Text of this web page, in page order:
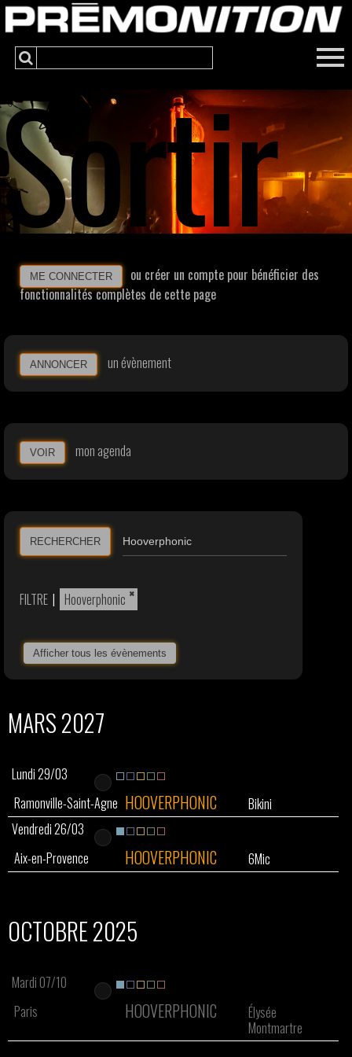
Sortir
ME CONNECTER
ou créer un compte pour bénéficier des
fonctionnalités complètes de cette page
ANNONCER un évènement
VOIR mon agenda
RECHERCHER
FILTRE | ×
Hooverphonic
Afficher tous les évènements
MARS 2027
Lundi 29/03
Ramonville-Saint-Agne HOOVERPHONIC
Bikini
Vendredi 26/03
Aix-en-Provence
HOOVERPHONIC 6Mic
OCTOBRE 2025
Mardi 07/10
Paris
HOOVERPHONIC
Élysée
Montmartre